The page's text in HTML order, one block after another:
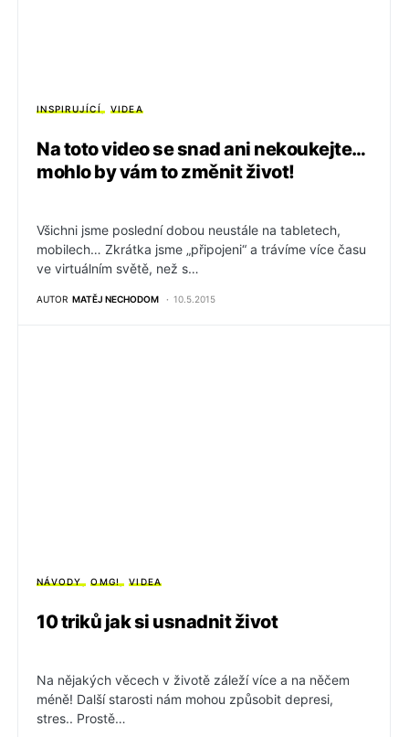
INSPIRUJÍCÍ VIDEA
Na toto video se snad ani nekoukejte…
mohlo by vám to změnit život!
Všichni jsme poslední dobou neustále na tabletech,
mobilech… Zkrátka jsme „připojeni“ a trávíme více času
ve virtuálním světě, než s…
AUTOR MATĚJ NECHODOM 10.5.2015
NÁVODY OMG! VIDEA
10 triků jak si usnadnit život
Na nějakých věcech v životě záleží více a na něčem
méně! Další starosti nám mohou způsobit depresi,
stres.. Prostě…